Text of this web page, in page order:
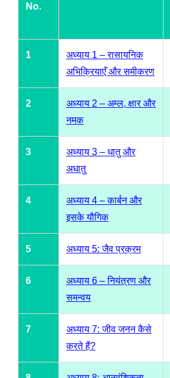
No.
1
अध्याय 1 – रासायनिक
अभिक्रियाएँ और समीकरण
2
अध्याय 2 – अम्ल, क्षार और
नमक
3
अध्याय 3 – धातु और
अधातु
4
अध्याय 4 – कार्बन और
इसके यौगिक
5 अध्याय 5: जैव प्रक्रम
6
अध्याय 6 – नियंत्रण और
समन्वय
7
अध्याय 7: जीव जनन कैसे
करते हैं?